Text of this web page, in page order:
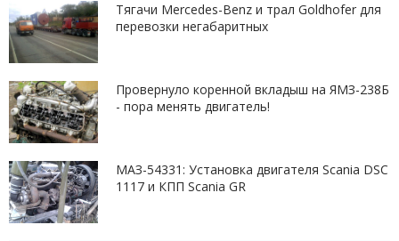
Тягачи Mercedes-Benz и трал Goldhofer для
перевозки негабаритных
Провернуло коренной вкладыш на ЯМЗ-238Б
- пора менять двигатель!
МАЗ-54331: Установка двигателя Scania DSC
1117 и КПП Scania GR